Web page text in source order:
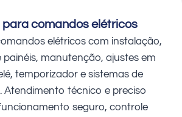
para comandos elétricos
elétricos com instalação,
manutenção, ajustes em
temporizador e sistemas de
Atendimento técnico e preciso
seguro, controle